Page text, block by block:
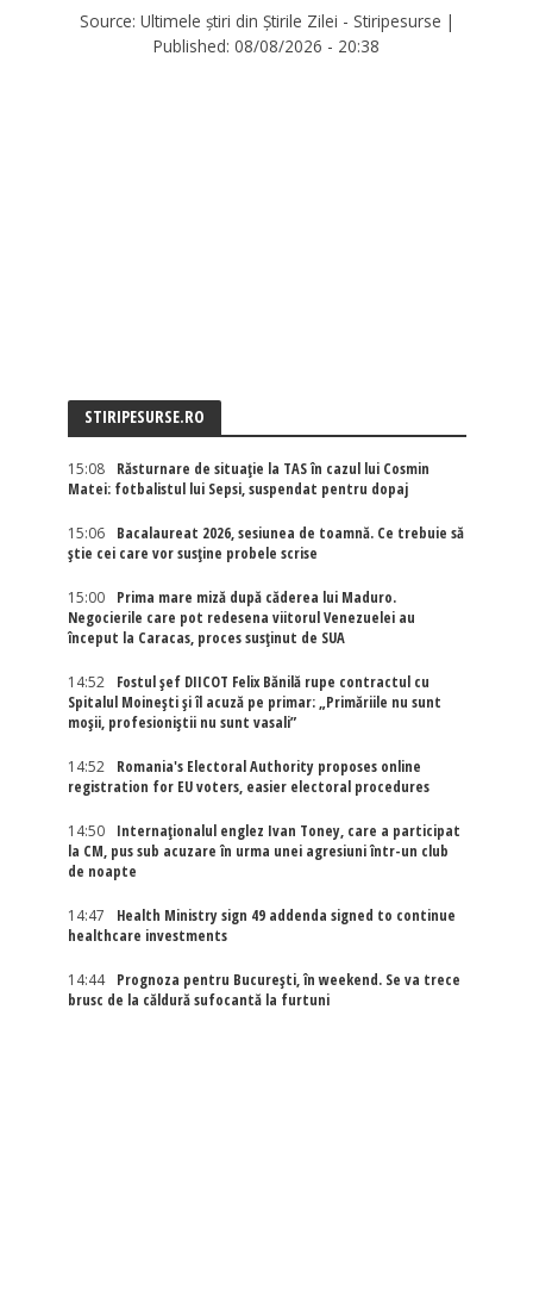
Source: Ultimele știri din Știrile Zilei - Stiripesurse |
Published: 08/08/2026 - 20:38
STIRIPESURSE.RO
15:08
Răsturnare de situație la TAS în cazul lui Cosmin
Matei: fotbalistul lui Sepsi, suspendat pentru dopaj
15:06
Bacalaureat 2026, sesiunea de toamnă. Ce trebuie să
știe cei care vor susține probele scrise
15:00
Prima mare miză după căderea lui Maduro.
Negocierile care pot redesena viitorul Venezuelei au
început la Caracas, proces susținut de SUA
14:52
Fostul șef DIICOT Felix Bănilă rupe contractul cu
Spitalul Moinești și îl acuză pe primar: „Primăriile nu sunt
moșii, profesioniștii nu sunt vasali”
14:52
Romania's Electoral Authority proposes online
registration for EU voters, easier electoral procedures
14:50
Internaţionalul englez Ivan Toney, care a participat
la CM, pus sub acuzare în urma unei agresiuni într-un club
de noapte
14:47
Health Ministry sign 49 addenda signed to continue
healthcare investments
14:44
Prognoza pentru București, în weekend. Se va trece
brusc de la căldură sufocantă la furtuni